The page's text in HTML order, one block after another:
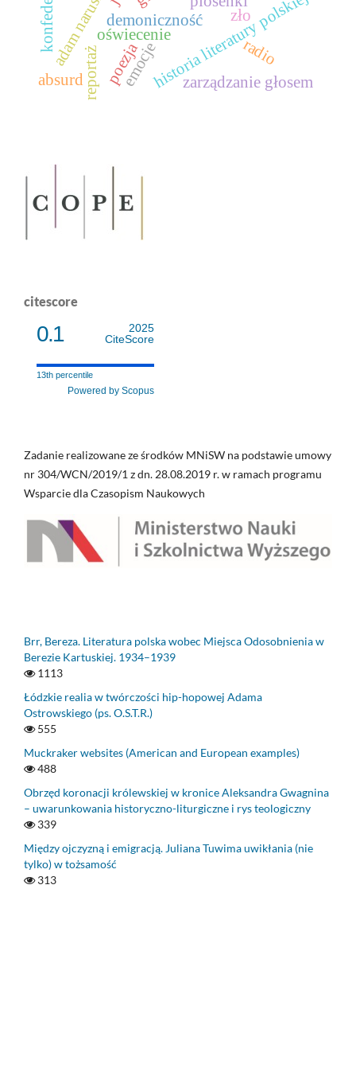
oświeceniehistoria literatury polskiej
poezja
emocje
zło
demoniczność
radio
reportaż zarządzanie głosem
absurd
citescore
0.1
2025
CiteScore
13th percentile
Powered by Scopus
Zadanie realizowane ze środków MNiSW na podstawie umowy
nr 304/WCN/2019/1 z dn. 28.08.2019 r. w ramach programu
Wsparcie dla Czasopism Naukowych
Brr, Bereza. Literatura polska wobec Miejsca Odosobnienia w
Berezie Kartuskiej. 1934–1939
1113
Łódzkie realia w twórczości hip-hopowej Adama
Ostrowskiego (ps. O.S.T.R.)
555
Muckraker websites (American and European examples)
488
Obrzęd koronacji królewskiej w kronice Aleksandra Gwagnina
– uwarunkowania historyczno-liturgiczne i rys teologiczny
339
Między ojczyzną i emigracją. Juliana Tuwima uwikłania (nie
tylko) w tożsamość
313